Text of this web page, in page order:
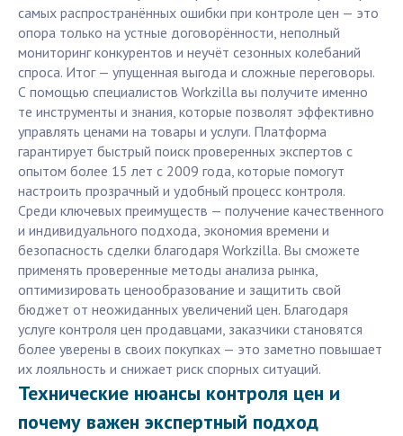
самых распространённых ошибки при контроле цен — это
опора только на устные договорённости, неполный
мониторинг конкурентов и неучёт сезонных колебаний
спроса. Итог — упущенная выгода и сложные переговоры.
С помощью специалистов Workzilla вы получите именно
те инструменты и знания, которые позволят эффективно
управлять ценами на товары и услуги. Платформа
гарантирует быстрый поиск проверенных экспертов с
опытом более 15 лет с 2009 года, которые помогут
настроить прозрачный и удобный процесс контроля.
Среди ключевых преимуществ — получение качественного
и индивидуального подхода, экономия времени и
безопасность сделки благодаря Workzilla. Вы сможете
применять проверенные методы анализа рынка,
оптимизировать ценообразование и защитить свой
бюджет от неожиданных увеличений цен. Благодаря
услуге контроля цен продавцами, заказчики становятся
более уверены в своих покупках — это заметно повышает
их лояльность и снижает риск спорных ситуаций.
Технические нюансы контроля цен и
почему важен экспертный подход